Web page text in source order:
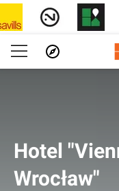
Hotel
Wrocław"